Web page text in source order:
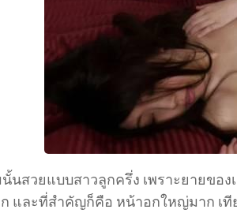
นสวยแบบสาวลูกครึ่ง เพราะยายของ
และที่สำคัญก็คือ หน้าอกใหญ่มาก เที